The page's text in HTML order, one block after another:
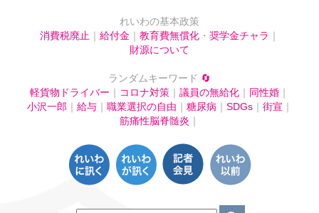
れいわの基本政策
消費税廃止
給付金 教育費無償化 ・ 奨学金チャラ
財源について
ランダムキーワード 🔄
軽貨物ドライバー
コロナ対策 議員の無給化 同性婚
小沢一郎
給与｜ 職業選択の自由 糖尿病 SDGs｜ 街宣
筋痛性脳脊髄炎